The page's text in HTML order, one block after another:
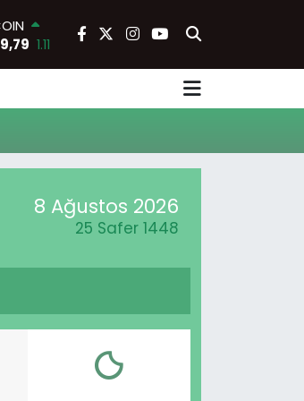
1.11
0.38
0.03
8 Ağustos 2026
25 Safer 1448